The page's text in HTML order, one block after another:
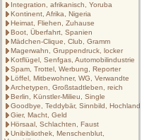
Integration, afrikanisch, Yoruba
Kontinent, Afrika, Nigeria
Heimat, Fliehen, Zuhause
Boot, Überfahrt, Spanien
Mädchen-Clique, Club, Gramm
Magerwahn, Gruppendruck, locker
Kotflügel, Senfgas, Automobilindustrie
Spam, Trottel, Werbung, Reporter
Löffel, Mitbewohner, WG, Verwandte
Archetypen, Großstadtleben, reich
Berlin, Künstler-Milieu, Single
Goodbye, Teddybär, Sinnbild, Hochland
Gier, Macht, Geld
Hörsaal, Schlachten, Faust
Unibibliothek, Menschenblut,